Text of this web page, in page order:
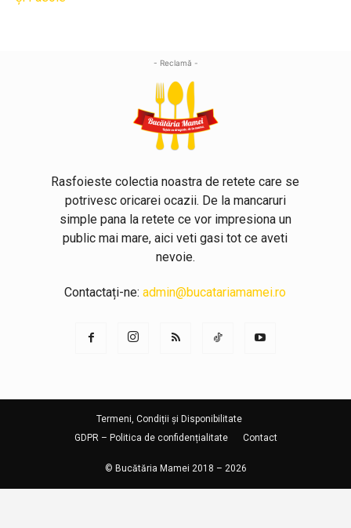
- Reclamă -
Rasfoieste colectia noastra de retete care se
potrivesc oricarei ocazii. De la mancaruri
simple pana la retete ce vor impresiona un
public mai mare, aici veti gasi tot ce aveti
nevoie.
Contactați-ne:admin@bucatariamamei.ro
Termeni, Condiții și Disponibilitate
GDPR – Politica de confidențialitate
Contact
© Bucătăria Mamei 2018 – 2026